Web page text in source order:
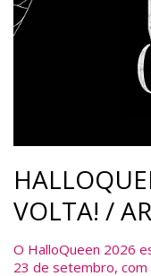
VOLTA! /
O HalloQueen 2026
23 de setembro,